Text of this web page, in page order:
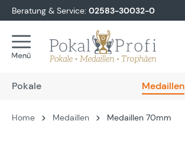
Zur Hauptnavigation springen
Beratung & Service: 02583-30032-0
Pokale Medaillen
Home Medaillen Medaillen 70mm